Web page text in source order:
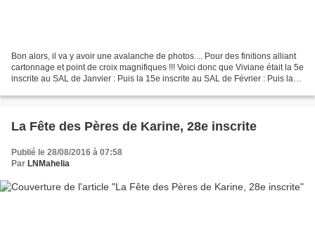
Bon alors, il va y avoir une avalanche de photos ... Pour des finitions alliant
cartonnage et point de croix magnifiques !!! Voici donc que Viviane était la 5e
inscrite au SAL de Janvier : Puis la 15e inscrite au SAL de Février : Puis la
La Fête des Pères de Karine, 28e inscrite
Publié le 28/08/2016 à 07:58
Par LNMahelia